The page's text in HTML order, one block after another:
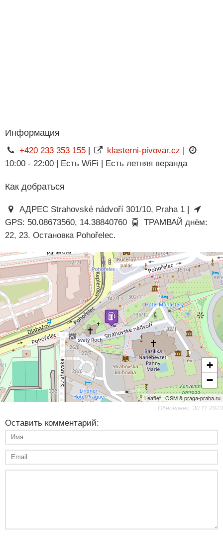
Информация
+420 233 353 155| klasterni-pivovar.cz |
10:00 - 22:00 | Есть WiFi | Есть летняя веранда
Как добраться
АДРЕС Strahovské nádvoří 301/10, Praha 1 |
GPS: 50.08673560, 14.38840760
ТРАМВАЙ днём:
22, 23. Остановка Pohořelec.
+
−
Leaflet | OSM & praga-praha.ru
Обновлено: 30.11.2023
Оставить комментарий: